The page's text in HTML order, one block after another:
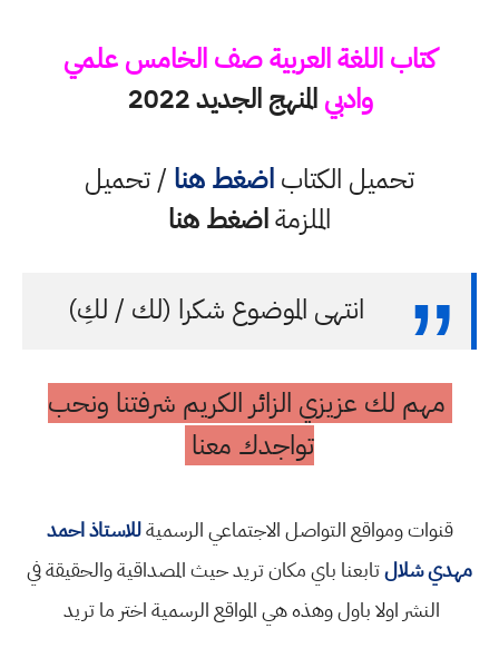
كتاب اللغة العربية صف الخامس علمي
وادبيالمنهج الجديد 2022
تحميل الكتاباضغط هنا / تحميل
الملزمةاضغط هنا
انتهى الموضوع شكرا (لك / لكِ)
مهم لك عزيزي الزائر الكريم شرفتنا ونحب
تواجدك معنا
قنوات ومواقع التواصل الاجتماعي الرسميةللاستاذ احمد
مهدي شلالتابعنا باي مكان تريد حيث المصداقية والحقيقة في
النشر اولا باول وهذه هي المواقع الرسمية اختر ما تريد